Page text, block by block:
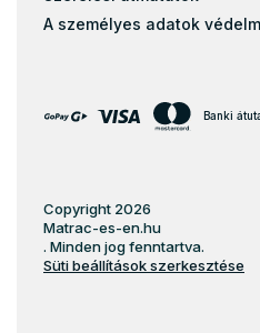
A személyes adatok
Banki
Copyright 2026
Matrac-es-en.hu
. Minden jog fenntartva.
Süti beállítások szerkesztése